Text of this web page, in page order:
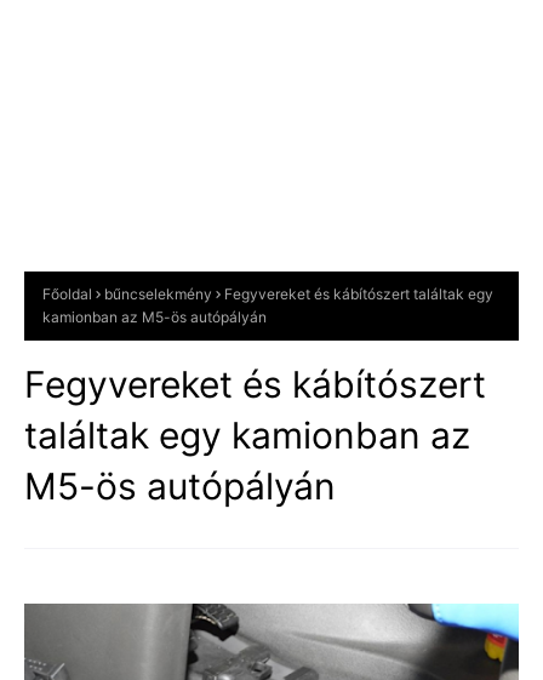
Főoldal bűncselekmény
Fegyvereket és kábítószert találtak egy
kamionban az M5-ös autópályán
Fegyvereket és kábítószert
találtak egy kamionban az
M5-ös autópályán